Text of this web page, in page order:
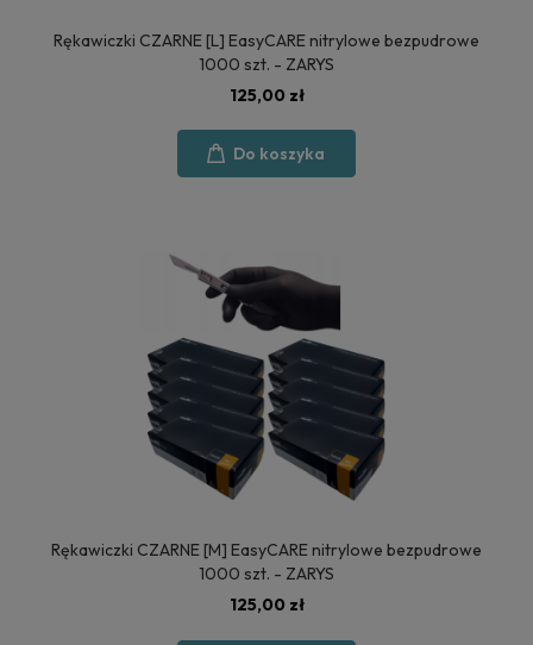
Rękawiczki CZARNE [L] EasyCARE nitrylowe bezpudrowe
1000 szt. - ZARYS
125,00 zł
Do koszyka
Rękawiczki CZARNE [M] EasyCARE nitrylowe bezpudrowe
1000 szt. - ZARYS
125,00 zł